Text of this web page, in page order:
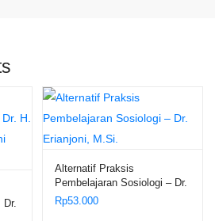
Alternatif Praksis
Pembelajaran Sosiologi – Dr.
Erianjoni, M.Si.
Rp53.000